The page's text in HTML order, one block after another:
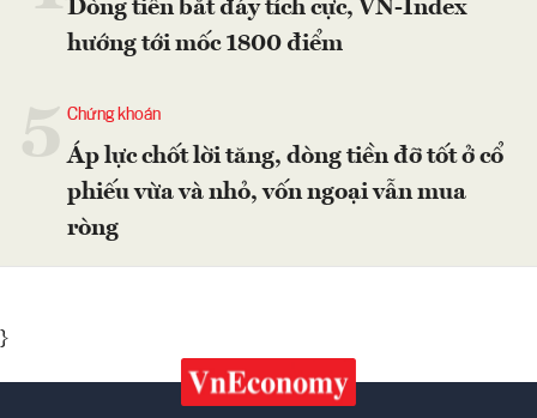
Dòng tiền bắt đáy tích cực, VN-Index
hướng tới mốc 1800 điểm
Chứng khoán
Áp lực chốt lời tăng, dòng tiền đỡ tốt ở cổ
phiếu vừa và nhỏ, vốn ngoại vẫn mua
ròng
}